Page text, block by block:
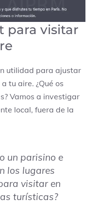
para visitar
utilidad para ajustar
tu aire. ¿Qué os
Vamos a investigar
local, fuera de la
un parisino e
los lugares
visitar en
turísticas?